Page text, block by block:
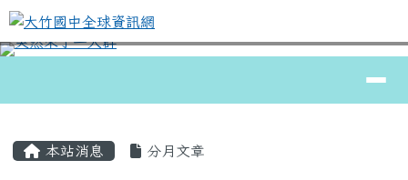
跳至主內容區
大竹國中全球資訊網
⏸
本站消息 分月文章